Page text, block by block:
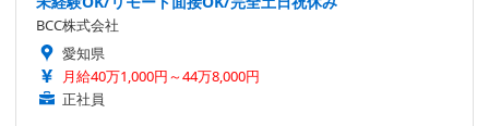
BCC株式会社
愛知県
月給40万1,000円～44万8,000円
正社員